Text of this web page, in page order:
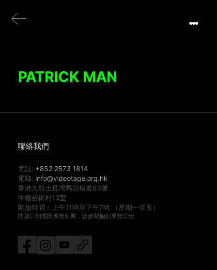
PATRICK MAN
聯絡我們
電話: +852 2573 1814
電郵: info@videotage.org.hk
香港九龍土瓜灣馬頭角道63號
牛棚藝術村13室
開放時間︰
上午11時至下午7時 （星期一至五）
開放日期或因展覽而異，請參閱個別展覽詳情